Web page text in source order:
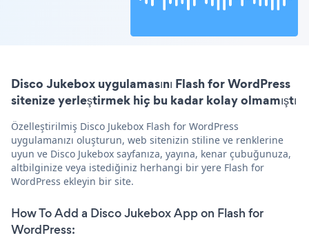
Disco Jukebox uygulamasını Flash for WordPress
sitenize yerleştirmek hiç bu kadar kolay olmamıştı
Özelleştirilmiş Disco Jukebox Flash for WordPress
uygulamanızı oluşturun, web sitenizin stiline ve renklerine
uyun ve Disco Jukebox sayfanıza, yayına, kenar çubuğunuza,
altbilginize veya istediğiniz herhangi bir yere Flash for
WordPress ekleyin bir site.
How To Add a Disco Jukebox App on Flash for
WordPress: